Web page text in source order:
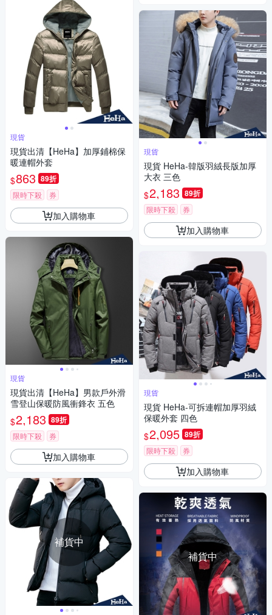
現貨
現貨出清【HeHa】加厚鋪棉保
暖連帽外套
$863 89折
限時下殺 券
加入購物車
現貨
現貨出清【HeHa】男款戶外滑
雪登山保暖防風衝鋒衣 五色
$2,183 89折
限時下殺 券
加入購物車
補貨中
現貨
現貨 HeHa-韓版羽絨長版加厚
大衣 三色
$2,183 89折
限時下殺 券
加入購物車
現貨
現貨 HeHa-可拆連帽加厚羽絨
保暖外套 四色
$2,095 89折
限時下殺 券
加入購物車
補貨中